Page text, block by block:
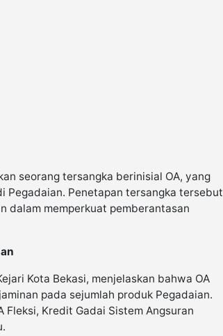
seorang tersangka berinisial OA, yang
Pegadaian. Penetapan tersangka tersebut
dalam memperkuat pemberantasan
Kota Bekasi, menjelaskan bahwa OA
pada sejumlah produk Pegadaian.
Fleksi, Kredit Gadai Sistem Angsuran